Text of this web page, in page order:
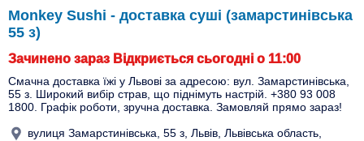
Monkey Sushi - доставка суші (замарстинівська
55 з)
Зачинено зараз Відкриється сьогодні о 11:00
Смачна доставка їжі у Львові за адресою: вул. Замарстинівська,
55 з. Широкий вибір страв, що піднімуть настрій. +380 93 008
1800. Графік роботи, зручна доставка. Замовляй прямо зараз!
вулиця Замарстинівська, 55 з, Львів, Львівська область,